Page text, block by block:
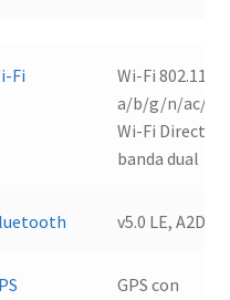
Fi
Wi-Fi 802.11
a/b/g/n/ac/ax;
Wi-Fi Direct;
banda dual
v5.0 LE, A2DP
GPS con